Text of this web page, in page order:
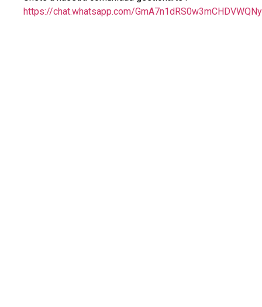
https://chat.whatsapp.com/